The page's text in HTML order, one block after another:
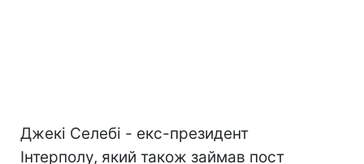
Джекі Селебі - екс-президент
Інтерполу, який також займав пост